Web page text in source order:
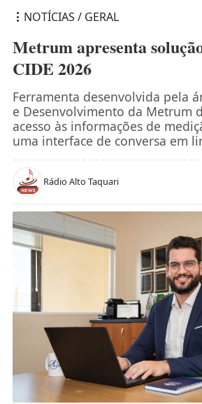
NOTÍCIAS / GERAL
Metrum apresenta
CIDE 2026
Ferramenta desenvolvida pela
e Desenvolvimento da Metrum
acesso às informações de
uma interface de conversa em
Rádio Alto Taquari